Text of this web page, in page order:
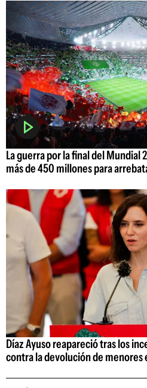
La guerra por la final del
más de 450 millones para
Díaz Ayuso reapareció tras los
contra la devolución de menores